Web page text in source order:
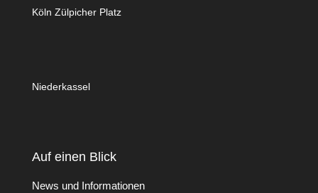
Köln Zülpicher Platz
Niederkassel
Auf einen Blick
News und Informationen